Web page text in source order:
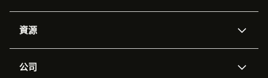
Zendesk人工智能
工單處理
資源
應用程式介面和開發者
公司